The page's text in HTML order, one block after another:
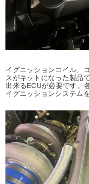
イグニッションコイル、
スがキットになった製品
出来るECUが必要です。
イグニッションシステム